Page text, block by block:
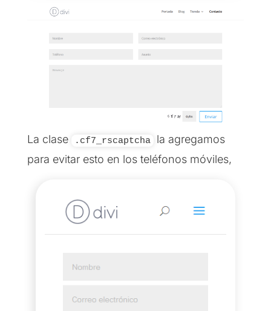
La clase .cf7_rscaptcha
la agregamos
para evitar esto en los teléfonos móviles,